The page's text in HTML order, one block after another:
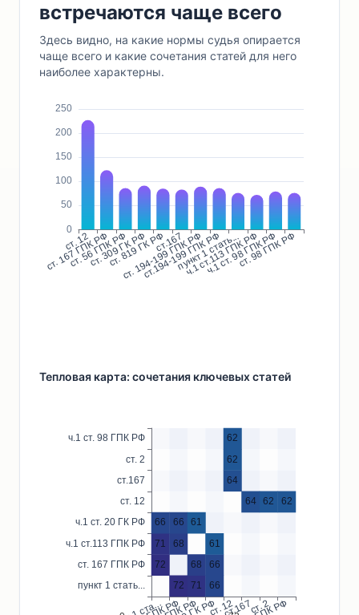
встречаются чаще всего
Здесь видно, на какие нормы судья опирается
чаще всего и какие сочетания статей для него
наиболее характерны.
Тепловая карта: сочетания ключевых статей